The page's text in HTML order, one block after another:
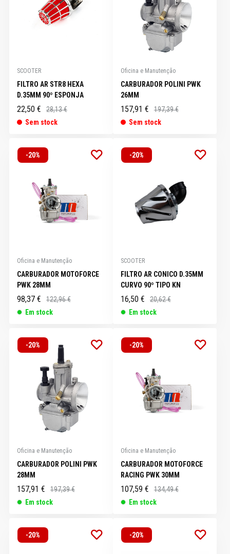
SCOOTER
FILTRO AR STR8 HEXA
D.35MM 90º ESPONJA
22,50 €
28,13 €
Sem stock
Oficina e Manutenção
CARBURADOR POLINI PWK
26MM
157,91 €
197,39 €
Sem stock
-20%
Oficina e Manutenção
CARBURADOR MOTOFORCE
PWK 28MM
98,37 €
122,96 €
Em stock
-20%
SCOOTER
FILTRO AR CONICO D.35MM
CURVO 90º TIPO KN
16,50 €
20,62 €
Em stock
-20%
Oficina e Manutenção
CARBURADOR POLINI PWK
28MM
157,91 €
197,39 €
Em stock
-20%
Oficina e Manutenção
CARBURADOR MOTOFORCE
RACING PWK 30MM
107,59 €
134,49 €
Em stock
-20% -20%